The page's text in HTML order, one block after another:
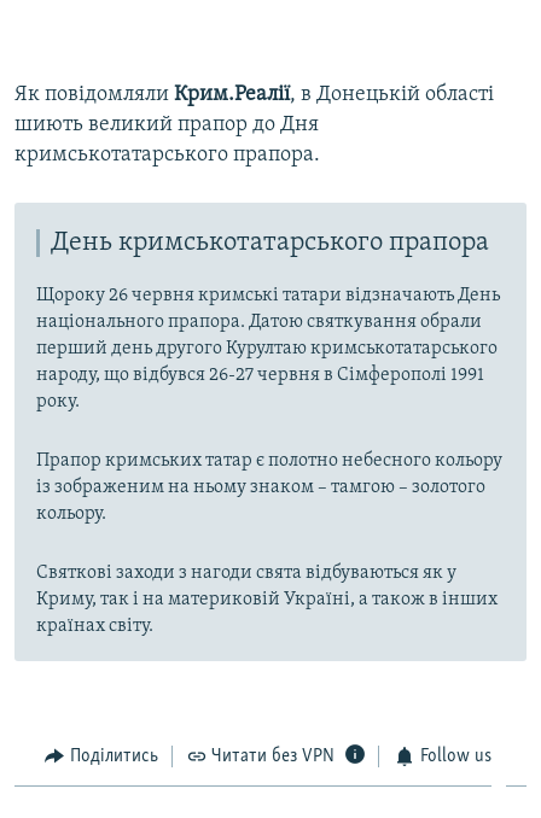
Як повідомляли Крим.Реалії, в Донецькій області
шиють великий прапор до Дня
кримськотатарського прапора.
День кримськотатарського прапора
Щороку 26 червня кримські татари відзначають День
національного прапора. Датою святкування обрали
перший день другого Курултаю кримськотатарського
народу, що відбувся 26-27 червня в Сімферополі 1991
року.
Прапор кримських татар є полотно небесного кольору
із зображеним на ньому знаком – тамгою – золотого
кольору.
Святкові заходи з нагоди свята відбуваються як у
Криму, так і на материковій Україні, а також в інших
країнах світу.
Поділитись Читати без VPN Follow us